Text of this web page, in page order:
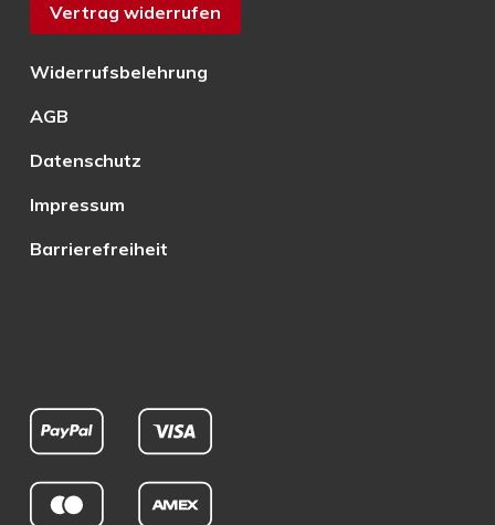
Vertrag widerrufen
Widerrufsbelehrung
AGB
Datenschutz
Impressum
Barrierefreiheit